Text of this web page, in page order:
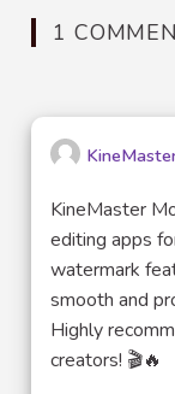
1
KineMaster
editing apps
watermark
smooth and
Highly
creators! 🎬🔥